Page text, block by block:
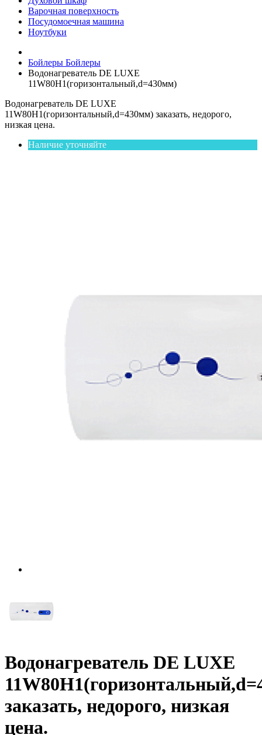
Варочная поверхность
Посудомоечная машина
Ноутбуки
Бойлеры Бойлеры
Водонагреватель DE LUXE
11W80Н1(горизонтальный,d=430мм)
Водонагреватель DE LUXE
11W80Н1(горизонтальный,d=430мм) заказать, недорого,
низкая цена.
Наличие уточняйте
Водонагреватель DE LUXE
заказать, недорого, низкая
цена.